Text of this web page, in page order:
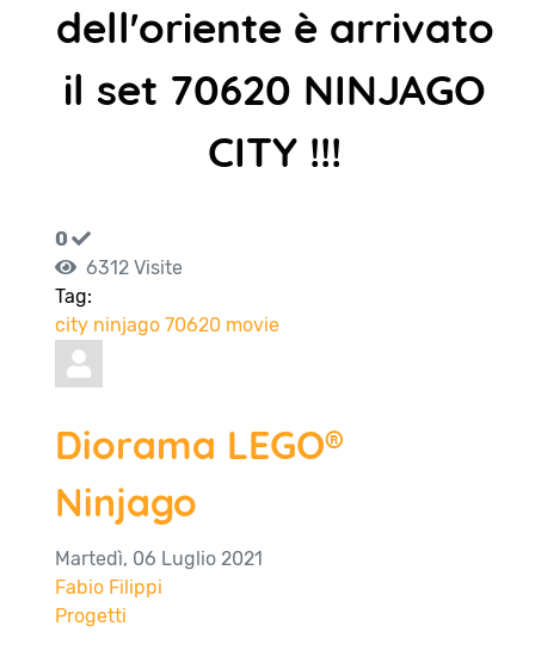
dell'oriente è arrivato
il set 70620 NINJAGO
CITY !!!
0
6312 Visite
Tag:
city ninjago 70620 movie
Diorama LEGO®
Ninjago
Martedì, 06 Luglio 2021
Fabio Filippi
Progetti